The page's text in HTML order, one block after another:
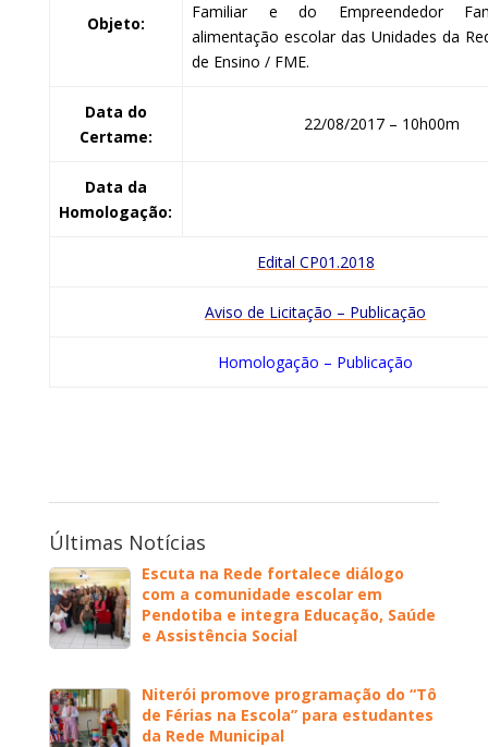
Objeto:
Familiar e do Empreendedor
alimentação escolar das Unidades da
de Ensino / FME.
Data do
Certame:
22/08/2017 – 10h00m
Data da
Homologação:
Edital CP01.2018
Aviso de Licitação – Publicação
Homologação – Publicação
Últimas Notícias
Escuta na Rede fortalece diálogo
com a comunidade escolar em
Pendotiba e integra Educação, Saúde
e Assistência Social
Niterói promove programação do “Tô
de Férias na Escola” para estudantes
da Rede Municipal